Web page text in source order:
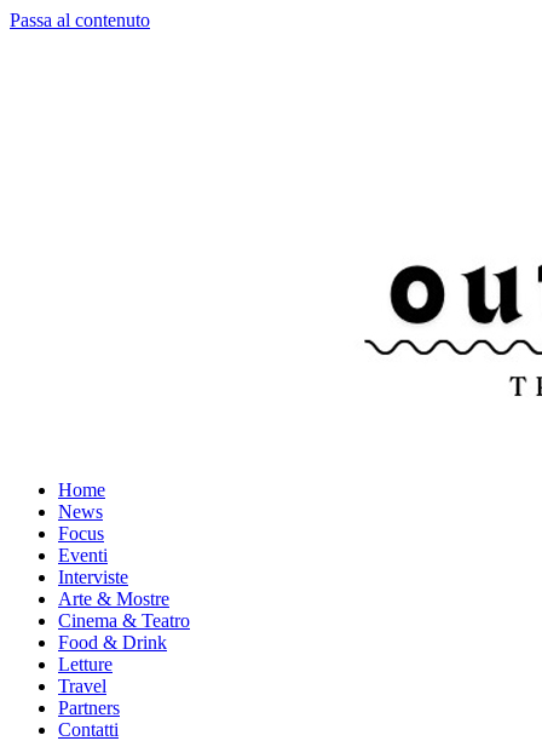
Passa al contenuto
Home
News
Focus
Eventi
Interviste
Arte & Mostre
Cinema & Teatro
Food & Drink
Letture
Travel
Partners
Contatti